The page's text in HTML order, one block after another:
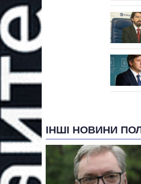
ІНШІ НОВИНИ